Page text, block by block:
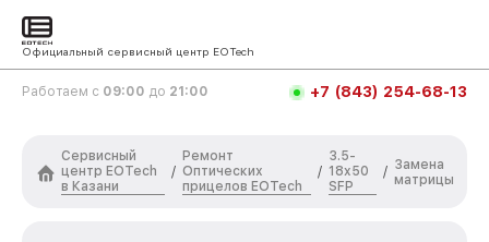
Официальный сервисный центр EOTech
Работаем с 09:00 до 21:00 +7 (843) 254-68-13
Сервисный
центр EOTech
в Казани
/
Ремонт
Оптических
прицелов EOTech
/
3.5-
18x50
SFP
/ Замена
матрицы